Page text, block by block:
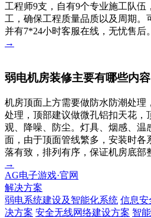
工程师9支，自有9个专业施工队伍
工，确保工程质量品质以及周期。
并有7*24小时客服在线，无忧售后。
→
弱电机房装修主要有哪些内容
机房顶面上方需要做防水防潮处理
处理，顶部建议做微孔铝扣天花，
观、降噪、防尘。灯具、烟感、温
面，由于顶面管线繁多，安装时各
落有致，排列有序，保证机房底部
→
AG电子游戏·官网
解决方案
弱电系统建设及智能化系统 信息安
决方案 安全无线网络建设方案 智